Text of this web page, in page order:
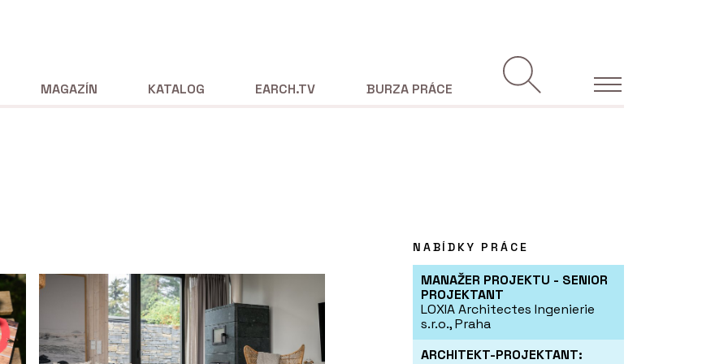
MAGAZÍN KATALOG EARCH.TV BURZA PRÁCE
NABÍDKY PRÁCE
MANAŽER PROJEKTU - SENIOR
PROJEKTANT
LOXIA Architectes Ingenierie
s.r.o., Praha
ARCHITEKT-PROJEKTANT: